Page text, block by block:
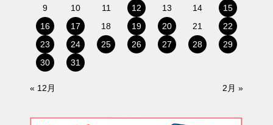
9
10 11 12 13 14
15
16
17 18 19 20 21
22
23
24 25 26 27 28
29
30
31
« 12月 2月 »